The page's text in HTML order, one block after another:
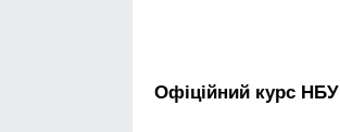
Офіційний курс НБУ